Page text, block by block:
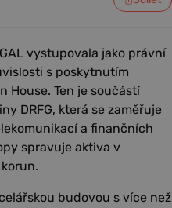
vystupovala jako právní
s poskytnutím
House. Ten je součástí
DRFG, která se zaměřuje
a finančních
spravuje aktiva v
budovou s více než